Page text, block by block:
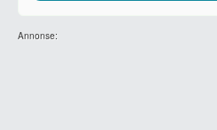
Annonse: